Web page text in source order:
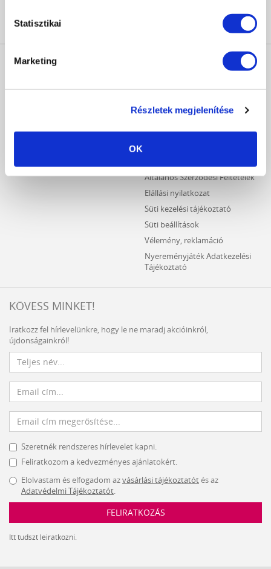
Statisztikai
Marketing
Részletek megjelenítése
OK
MŰKÖRÖM
WEBÁRUHÁZ
Vásárlói információk
Fizetési információk
Általános Szerződési Feltételek
Elállási nyilatkozat
Süti kezelési tájékoztató
Süti beállítások
Vélemény, reklamáció
Nyereményjáték Adatkezelési
Tájékoztató
KÖVESS MINKET!
Iratkozz fel hírlevelünkre, hogy le ne maradj akcióinkról,
újdonságainkról!
Szeretnék rendszeres hírlevelet kapni.
Feliratkozom a kedvezményes ajánlatokért.
Elolvastam és elfogadom azvásárlási tájékoztatótés az
Adatvédelmi Tájékoztatót.
FELIRATKOZÁS
Itt tudszt leiratkozni.